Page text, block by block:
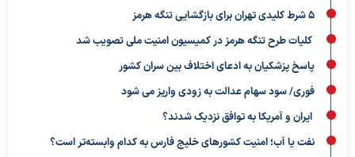
5 شرط کلیدی تهران برای بازگشایی تنگه هرمز
کلیات طرح تنگه هرمز در کمیسیون امنیت ملی تصویب شد
پاسخ پزشکیان به ادعای اختلاف بین سران کشور
فوری/ سود سهام عدالت به زودی واریز می شود
ایران و آمریکا به توافق نزدیک شدند؟
نفت یا آب؛ امنیت کشورهای خلیج فارس به کدام وابسته‌تر است؟